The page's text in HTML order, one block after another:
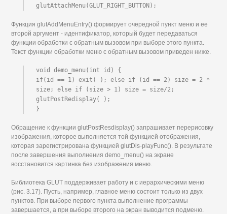
glutAttachMenu(GLUT_RIGHT_BUTTON);
Функция glutAddMenuEntry() формирует очередной пункт меню и ее
второй аргумент - идентификатор, который будет передаваться
функции обработки с обратным вызовом при выборе этого пункта.
Текст функции обработки меню с обратным вызовом приведен ниже.
void demo_menu(int id) {
if(id == 1) exit( ); else if (id == 2) size = 2 *
size; else if (size > 1) size = size/2;
glutPostRedisplay( );
}
Обращение к функции glutPostResdisplay() запрашивает перерисовку
изображения, которое выполняется той функцией отображения,
которая зарегистрирована функцией glutDis-playFunc(). В результате
после завершения выполнения demo_menu() на экране
восстановится картинка без изображения меню.
Библиотека GLUT поддерживает работу и с иерархическими меню
(рис. 3.17). Пусть, например, главное меню состоит только из двух
пунктов. При выборе первого пункта выполнение программы
завершается, а при выборе второго на экран выводится подменю.